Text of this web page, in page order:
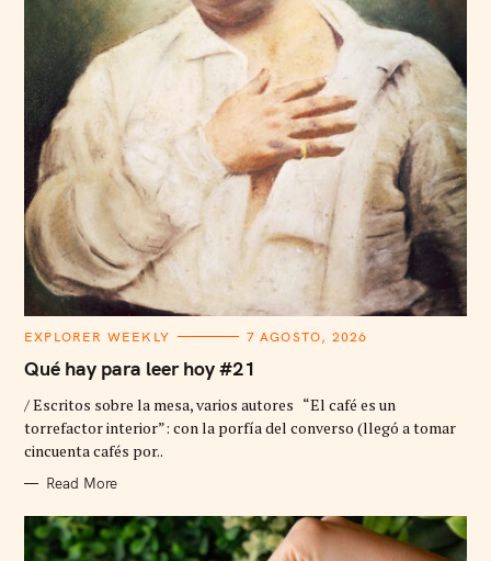
C
T
E
O
R
I
E
EXPLORER WEEKLY 7 AGOSTO, 2026
Qué hay para leer hoy #21
/ Escritos sobre la mesa, varios autores “El café es un
torrefactor interior”: con la porfía del converso (llegó a tomar
cincuenta cafés por..
Read More